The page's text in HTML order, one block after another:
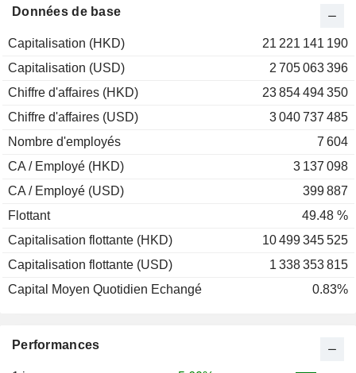
Performances
Données de base
Capitalisation (HKD)
21 221 141 190
Capitalisation (USD)
2 705 063 396
Chiffre d'affaires (HKD)
23 854 494 350
Chiffre d'affaires (USD)
3 040 737 485
Nombre d'employés
7 604
CA / Employé (HKD)
3 137 098
CA / Employé (USD)
399 887
Flottant
49.48 %
Capitalisation flottante (HKD)
10 499 345 525
Capitalisation flottante (USD)
1 338 353 815
Capital Moyen Quotidien Echangé
0.83%